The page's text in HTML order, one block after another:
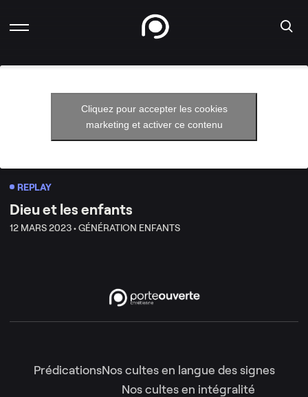
Cliquez pour accepter les cookies
marketing et activer ce contenu
REPLAY
Dieu et les enfants
12 MARS 2023 •GÉNÉRATION ENFANTS
PrédicationsNos cultes en langue des signes
Nos cultes en intégralité